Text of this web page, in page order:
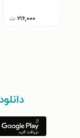
۲۱۶,۰۰۰ ت